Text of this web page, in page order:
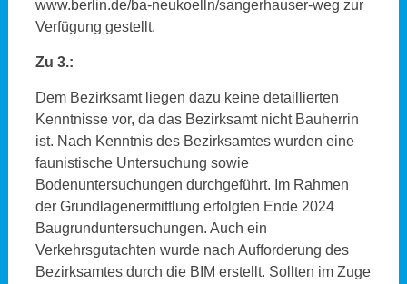
www.berlin.de/ba-neukoelln/sangerhauser-weg zur
Verfügung gestellt.
Zu 3.:
Dem Bezirksamt liegen dazu keine detaillierten
Kenntnisse vor, da das Bezirksamt nicht Bauherrin
ist. Nach Kenntnis des Bezirksamtes wurden eine
faunistische Untersuchung sowie
Bodenuntersuchungen durchgeführt. Im Rahmen
der Grundlagenermittlung erfolgten Ende 2024
Baugrunduntersuchungen. Auch ein
Verkehrsgutachten wurde nach Aufforderung des
Bezirksamtes durch die BIM erstellt. Sollten im Zuge